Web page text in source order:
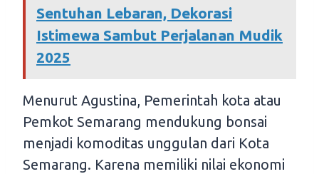
Sentuhan Lebaran, Dekorasi
Istimewa Sambut Perjalanan Mudik
2025
Menurut Agustina, Pemerintah kota atau
Pemkot Semarang mendukung bonsai
menjadi komoditas unggulan dari Kota
Semarang. Karena memiliki nilai ekonomi